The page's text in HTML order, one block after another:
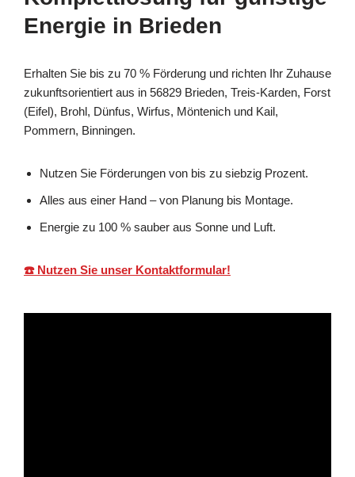
Energie in Brieden
Erhalten Sie bis zu 70 % Förderung und richten Ihr Zuhause
zukunftsorientiert aus in 56829 Brieden, Treis-Karden, Forst
(Eifel), Brohl, Dünfus, Wirfus, Möntenich und Kail,
Pommern, Binningen.
Nutzen Sie Förderungen von bis zu siebzig Prozent.
Alles aus einer Hand – von Planung bis Montage.
Energie zu 100 % sauber aus Sonne und Luft.
☎️ Nutzen Sie unser Kontaktformular!